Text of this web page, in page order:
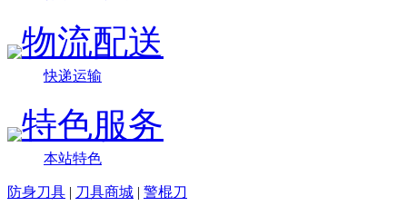
物流配送
快递运输
特色服务
本站特色
防身刀具 | 刀具商城 | 警棍刀